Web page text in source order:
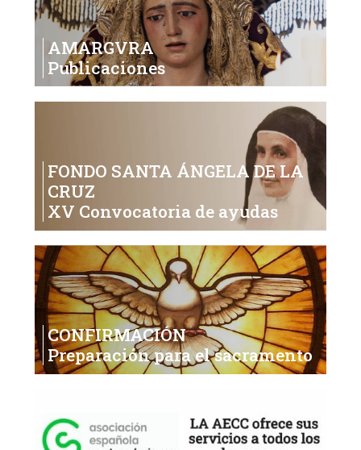
AMARGVRA
Publicaciones
FONDO SANTA ÁNGELA DE LA
CRUZ
XV Convocatoria de ayudas
CONFIRMACIÓN
Preparación para el sacramento